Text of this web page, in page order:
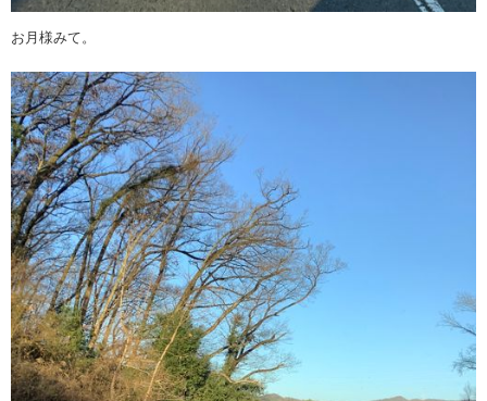
お月様みて。